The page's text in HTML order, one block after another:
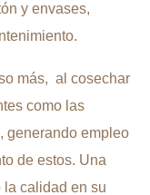
y envases,
más, al cosechar
como las
generando empleo
de estos. Una
la calidad en su